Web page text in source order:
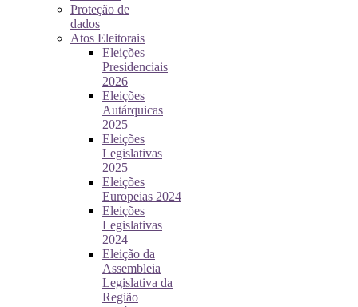
Proteção de
dados
Atos Eleitorais
Eleições
Presidenciais
2026
Eleições
Autárquicas
2025
Eleições
Legislativas
2025
Eleições
Europeias 2024
Eleições
Legislativas
2024
Eleição da
Assembleia
Legislativa da
Região